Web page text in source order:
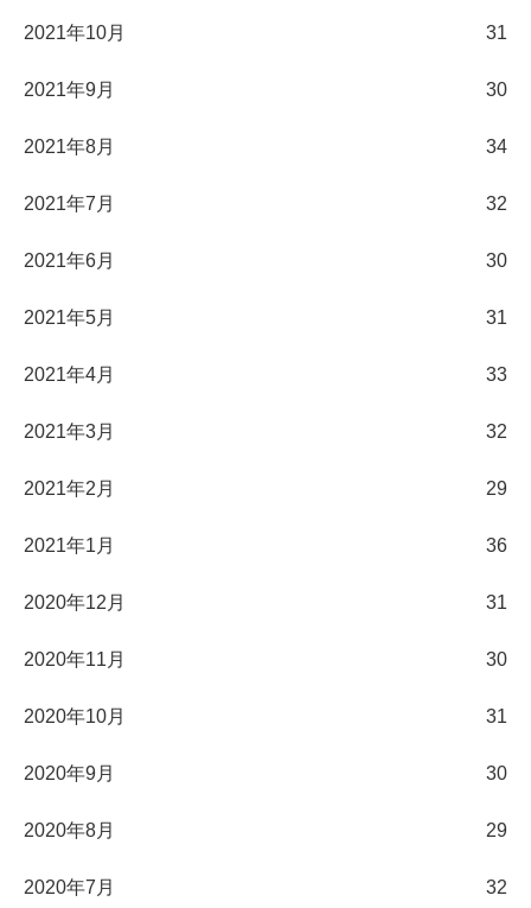
2021年10月 31
2021年9月 30
2021年8月 34
2021年7月 32
2021年6月 30
2021年5月 31
2021年4月 33
2021年3月 32
2021年2月 29
2021年1月 36
2020年12月 31
2020年11月 30
2020年10月 31
2020年9月 30
2020年8月 29
2020年7月 32